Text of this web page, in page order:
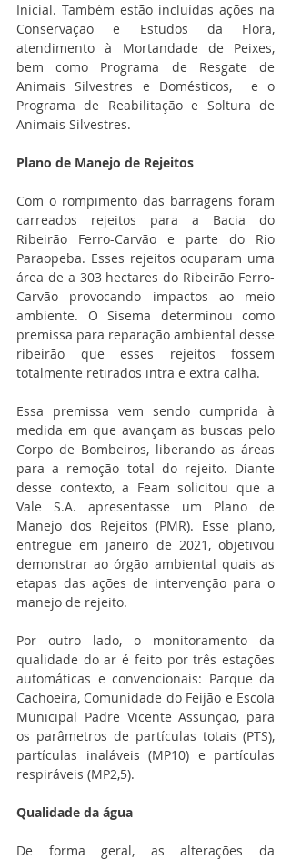
Inicial. Também estão incluídas ações na
Conservação e Estudos da Flora,
atendimento à Mortandade de Peixes,
bem como Programa de Resgate de
Animais Silvestres e Domésticos,  e o
Programa de Reabilitação e Soltura de
Animais Silvestres.
Plano de Manejo de Rejeitos
Com o rompimento das barragens foram
carreados rejeitos para a Bacia do
Ribeirão Ferro-Carvão e parte do Rio
Paraopeba. Esses rejeitos ocuparam uma
área de a 303 hectares do Ribeirão Ferro-
Carvão provocando impactos ao meio
ambiente. O Sisema determinou como
premissa para reparação ambiental desse
ribeirão que esses rejeitos fossem
totalmente retirados intra e extra calha.
Essa premissa vem sendo cumprida à
medida em que avançam as buscas pelo
Corpo de Bombeiros, liberando as áreas
para a remoção total do rejeito. Diante
desse contexto, a Feam solicitou que a
Vale S.A. apresentasse um Plano de
Manejo dos Rejeitos (PMR). Esse plano,
entregue em janeiro de 2021, objetivou
demonstrar ao órgão ambiental quais as
etapas das ações de intervenção para o
manejo de rejeito.
Por outro lado, o monitoramento da
qualidade do ar é feito por três estações
automáticas e convencionais: Parque da
Cachoeira, Comunidade do Feijão e Escola
Municipal Padre Vicente Assunção, para
os parâmetros de partículas totais (PTS),
partículas inaláveis (MP10) e partículas
respiráveis (MP2,5).
Qualidade da água
De forma geral, as alterações da